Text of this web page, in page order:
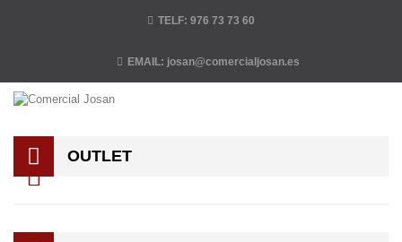
TELF: 976 73 73 60
EMAIL: josan@comercialjosan.es
OUTLET